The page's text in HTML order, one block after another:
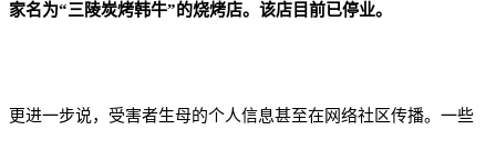
家名为“三陵炭烤韩牛”的烧烤店。该店目前已停业。
更进一步说，受害者生母的个人信息甚至在网络社区传播。一些